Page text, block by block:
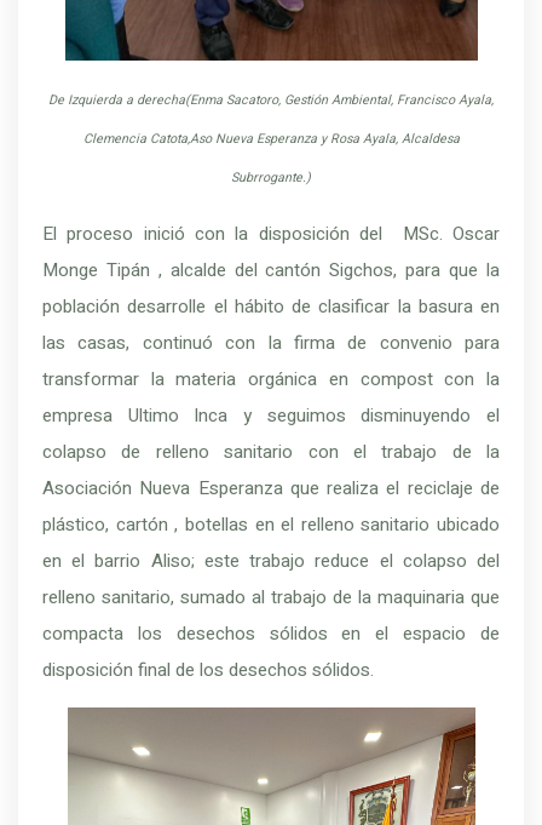
De Izquierda a derecha(Enma Sacatoro, Gestión Ambiental, Francisco Ayala,
Clemencia Catota,Aso Nueva Esperanza y Rosa Ayala, Alcaldesa
Subrrogante.)
El proceso inició con la disposición del MSc. Oscar
Monge Tipán , alcalde del cantón Sigchos, para que la
población desarrolle el hábito de clasificar la basura en
las casas, continuó con la firma de convenio para
transformar la materia orgánica en compost con la
empresa Ultimo Inca y seguimos disminuyendo el
colapso de relleno sanitario con el trabajo de la
Asociación Nueva Esperanza que realiza el reciclaje de
plástico, cartón , botellas en el relleno sanitario ubicado
en el barrio Aliso; este trabajo reduce el colapso del
relleno sanitario, sumado al trabajo de la maquinaria que
compacta los desechos sólidos en el espacio de
disposición final de los desechos sólidos.